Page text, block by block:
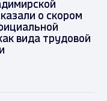
о скором
вида трудовой